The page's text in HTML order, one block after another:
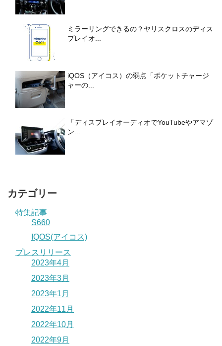
ミラーリングできるの？ヤリスクロスのディス
プレイオ...
iQOS（アイコス）の弱点「ポケットチャージ
ャーの...
「ディスプレイオーディオでYouTubeやアマゾ
ン...
カテゴリー
特集記事
S660
IQOS(アイコス)
プレスリリース
2023年4月
2023年3月
2023年1月
2022年11月
2022年10月
2022年9月